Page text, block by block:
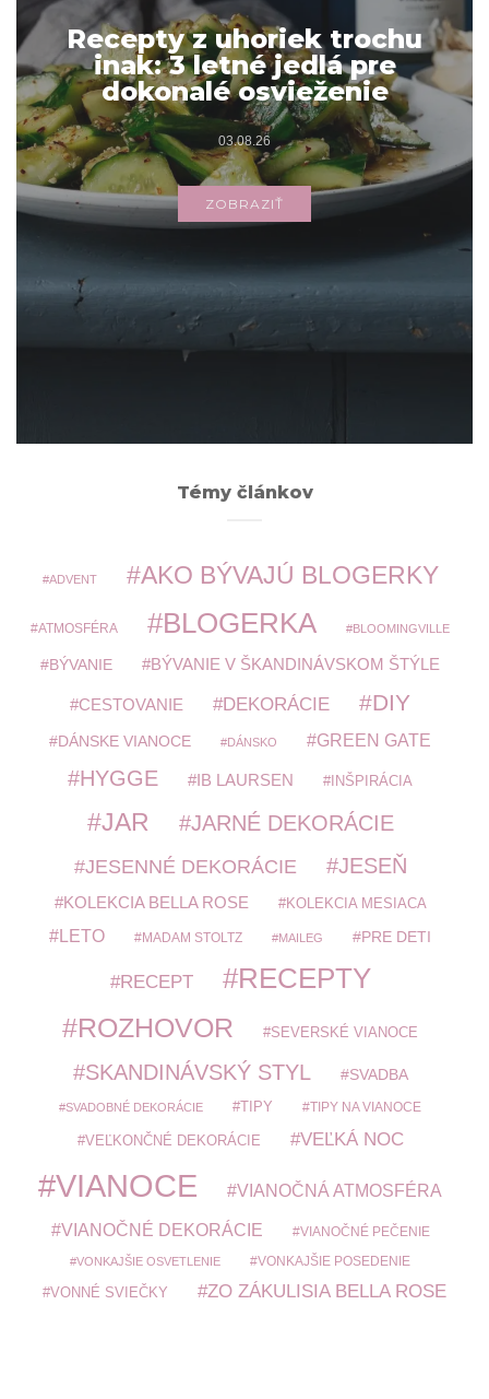
Recepty z uhoriek trochu
inak: 3 letné jedlá pre
dokonalé osvieženie
03.08.26
ZOBRAZIŤ
Archív
Témy článkov
ADVENT AKO BÝVAJÚ BLOGERKY
ATMOSFÉRA BLOGERKA BLOOMINGVILLE
BÝVANIE BÝVANIE V ŠKANDINÁVSKOM ŠTÝLE
CESTOVANIE DEKORÁCIE DIY
DÁNSKE VIANOCE DÁNSKO GREEN GATE
HYGGE IB LAURSEN INŠPIRÁCIA
JAR JARNÉ DEKORÁCIE
JESENNÉ DEKORÁCIE JESEŇ
KOLEKCIA BELLA ROSE KOLEKCIA MESIACA
LETO MADAM STOLTZ MAILEG PRE DETI
RECEPT
RECEPTY
ROZHOVOR
SEVERSKÉ VIANOCE
SKANDINÁVSKÝ STYL SVADBA
SVADOBNÉ DEKORÁCIE TIPY TIPY NA VIANOCE
VEĽKONČNÉ DEKORÁCIE VEĽKÁ NOC
VIANOCE VIANOČNÁ ATMOSFÉRA
VIANOČNÉ DEKORÁCIE VIANOČNÉ PEČENIE
VONKAJŠIE OSVETLENIE VONKAJŠIE POSEDENIE
VONNÉ SVIEČKY ZO ZÁKULISIA BELLA ROSE